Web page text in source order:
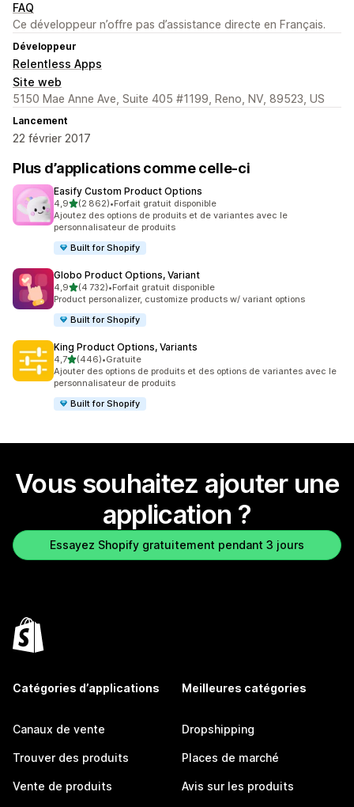
FAQ
Ce développeur n’offre pas d’assistance directe en Français.
Développeur
Relentless Apps
Site web
5150 Mae Anne Ave, Suite 405 #1199, Reno, NV, 89523, US
Lancement
22 février 2017
Plus d’applications comme celle-ci
Easify Custom Product Options
4,9étoile(s) sur 5
(2 862)
2862 avis au total
•Forfait gratuit disponible
Ajoutez des options de produits et de variantes avec le
personnalisateur de produits
Built for Shopify
Globo Product Options, Variant
4,9étoile(s) sur 5
(4 732)
4732 avis au total
•Forfait gratuit disponible
Product personalizer, customize products w/ variant options
Built for Shopify
King Product Options, Variants
4,7étoile(s) sur 5
(446)
446 avis au total
•Gratuite
Ajouter des options de produits et des options de variantes avec le
personnalisateur de produits
Built for Shopify
Vous souhaitez ajouter une
application ?
Essayez Shopify gratuitement pendant 3 jours
Catégories d’applications
Canaux de vente
Trouver des produits
Vente de produits
Meilleures catégories
Dropshipping
Places de marché
Avis sur les produits